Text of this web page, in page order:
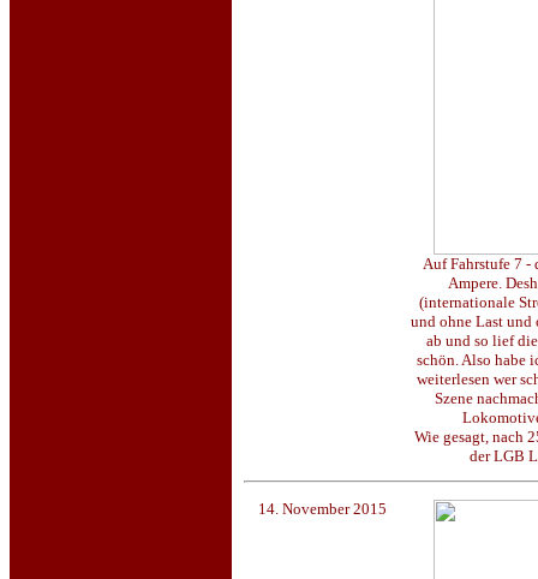
Auf Fahrstufe 7 -
Ampere.
(internationale
und ohne Last und
ab und so lief
schön. Also habe
weiterlesen wer
Szene
Wie gesagt, nach
der LGB
14. November 2015